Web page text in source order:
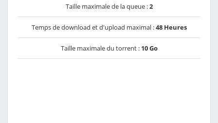
Taille maximale de la queue :2
Temps de download et d'upload maximal :48 Heures
Taille maximale du torrent : 10 Go